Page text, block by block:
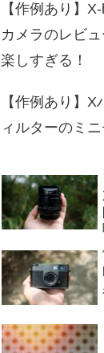
【作例あり】
カメラのレビ
楽しすぎる！
【作例あり】
ィルターのミ